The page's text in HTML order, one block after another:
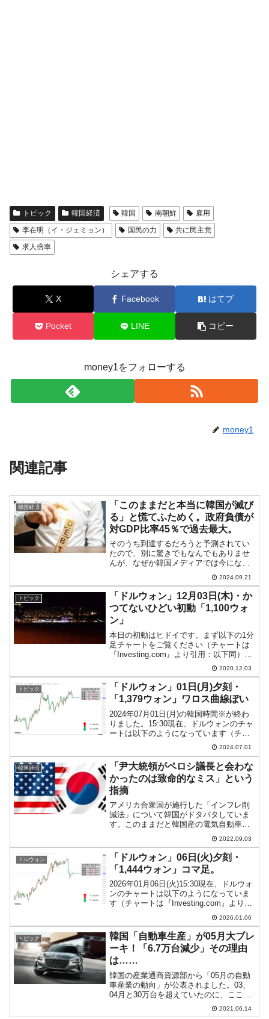
トピック 韓国経済 韓国 南朝鮮
雇用
李在明（イ・ジェミョン）
国民の力
共に民主党
求人倍率
シェアする
X Facebook はてブ
Pocket LINE コピー
money1をフォローする
money1
関連記事
韓国経済
「このままだと本当に韓国が滅び
る」と慌てふためく。政府負債が
対GDP比率45％で過去最大。
そのうち到達するだろうと予測されてい
たので、別に驚きでもなんでもありませ
んが、なぜか韓国メディアでは今になっ
て慌てふためくような記事を出していま
す。例えば『毎日経済』は「『このまま
だと本当に韓国が滅びる』…1,200兆ウォ
ンの国の借金、"カ...
2024.09.21
トピック
「ドルウォン」12月03日(木)・か
つてないひどい初動「1,100ウォ
ン」
本日の初動はヒドイです。まず以下の1分
足チャートをご覧ください（チャートは
『Investing.com』より引用：以下同）。
パラパラもいいところです。しかもウォ
ン安方向へ戻しそうな感じは全くありま
せん。2020年12月03日(木)10：16...
2020.12.03
トピック
「ドルウォン」01日(月)夕刻・
「1,379ウォン」ワロス曲線ぽい
2024年07月01日(月)の韓国時間※が終わ
りました。15:30現在、ドルウォンのチャ
ートは以下のようになっています（チャ
ートは『Investing.com』より引用）。陰
線が伸びて1,380のキリ番が割られまし
た。現在のところ「1ドル＝...
2024.07.01
韓国経済
「尹大統領がペロシ議長と会わな
かったのは致命的なミス」という
指摘
アメリカ合衆国が施行した「インフレ削
減法」について韓国がドタバタしていま
す。このままだと韓国産の電気自動車に
補助金が出なくなり（正確には購入者が
税額控除が受けられなくなり）、売れな
くなるかもしれないからです。韓国企業
がバイデン大統領に多くの...
2022.09.03
ドルウォン
「ドルウォン」06日(火)夕刻・
「1,444ウォン」コマ足。
2026年01月06日(火)15:30現在、ドルウォ
ンのチャートは以下のようになっていま
す（チャートは『Investing.com』より引
用）。残念ながらコマ足になってしまい
ました。現在のところ「1ドル＝1,444ウ
ォン」近辺の攻防となって...
2026.01.06
トピック
韓国「自動車生産」が05月大ブレ
ーキ！「6.7万台減少」その理由
は……
韓国の産業通商資源部から「05月の自動
車産業の動向」が公表されました。03、
04月と30万台を超えていたのに、ここに
きて大ブレーキです。2021年05月国内自
動車生産：25万6,272台（対前年同期比：
2021.06.14